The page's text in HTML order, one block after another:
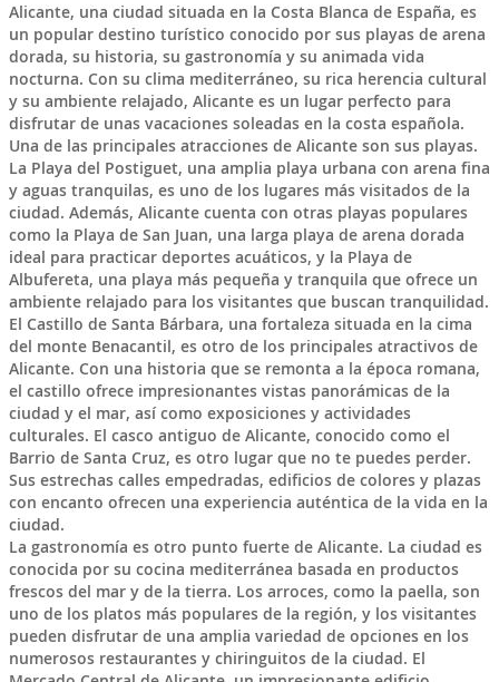
Alicante, una ciudad situada en la Costa Blanca de España, es
un popular destino turístico conocido por sus playas de arena
dorada, su historia, su gastronomía y su animada vida
nocturna. Con su clima mediterráneo, su rica herencia cultural
y su ambiente relajado, Alicante es un lugar perfecto para
disfrutar de unas vacaciones soleadas en la costa española.
Una de las principales atracciones de Alicante son sus playas.
La Playa del Postiguet, una amplia playa urbana con arena fina
y aguas tranquilas, es uno de los lugares más visitados de la
ciudad. Además, Alicante cuenta con otras playas populares
como la Playa de San Juan, una larga playa de arena dorada
ideal para practicar deportes acuáticos, y la Playa de
Albufereta, una playa más pequeña y tranquila que ofrece un
ambiente relajado para los visitantes que buscan tranquilidad.
El Castillo de Santa Bárbara, una fortaleza situada en la cima
del monte Benacantil, es otro de los principales atractivos de
Alicante. Con una historia que se remonta a la época romana,
el castillo ofrece impresionantes vistas panorámicas de la
ciudad y el mar, así como exposiciones y actividades
culturales. El casco antiguo de Alicante, conocido como el
Barrio de Santa Cruz, es otro lugar que no te puedes perder.
Sus estrechas calles empedradas, edificios de colores y plazas
con encanto ofrecen una experiencia auténtica de la vida en la
ciudad.
La gastronomía es otro punto fuerte de Alicante. La ciudad es
conocida por su cocina mediterránea basada en productos
frescos del mar y de la tierra. Los arroces, como la paella, son
uno de los platos más populares de la región, y los visitantes
pueden disfrutar de una amplia variedad de opciones en los
numerosos restaurantes y chiringuitos de la ciudad. El